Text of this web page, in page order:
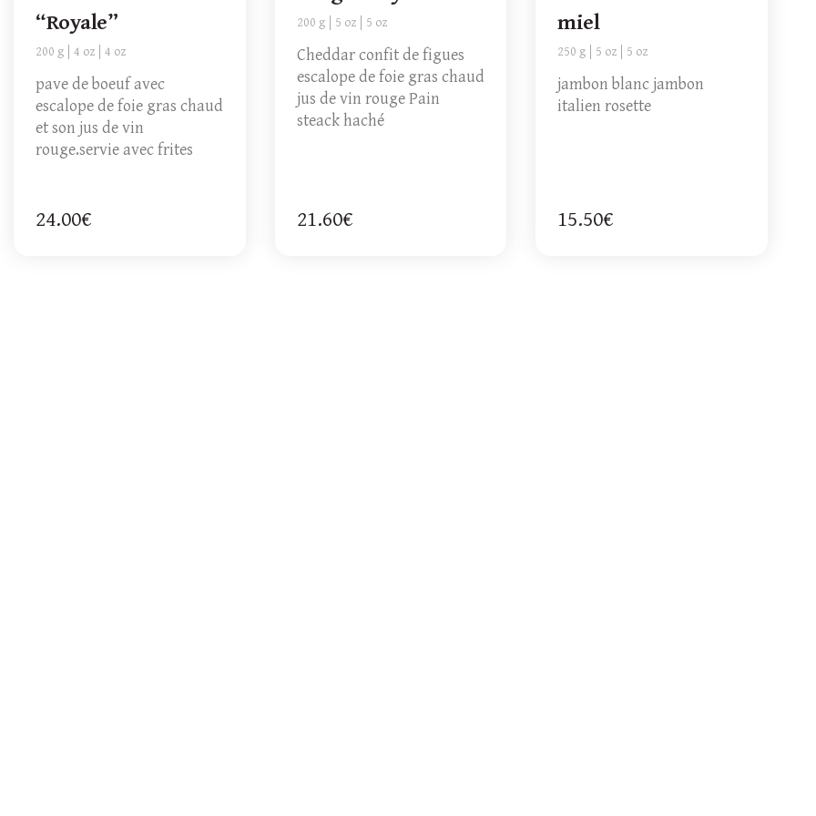
“Royale”
200 g 4 oz 4 oz
pave de boeuf avec
escalope de foie gras chaud
et son jus de vin
rouge.servie avec frites
24.00€
200 g 5 oz 5 oz
Cheddar confit de figues
escalope de foie gras chaud
jus de vin rouge Pain
steack haché
21.60€
miel
250 g 5 oz 5 oz
jambon blanc jambon
italien rosette
15.50€